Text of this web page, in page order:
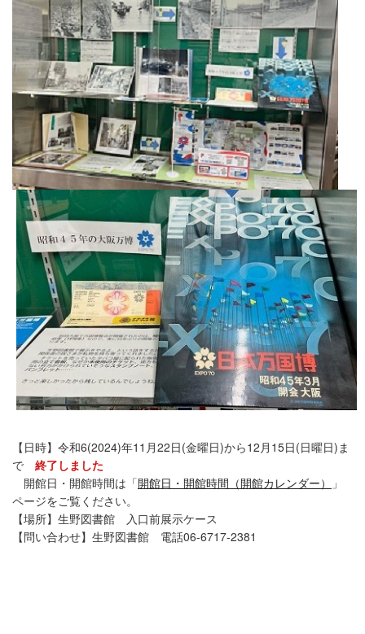
【日時】令和6(2024)年11月22日(金曜日)から12月15日(日曜日)ま
で 終了しました
開館日・開館時間は「開館日・開館時間（開館カレンダー）
」
ページをご覧ください。
【場所】生野図書館 入口前展示ケース
【問い合わせ】生野図書館 電話06-6717-2381